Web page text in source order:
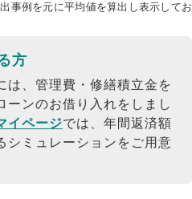
事例を元に平均値を算出し表示してお
方
は、管理費・修繕積立金を
ーンのお借り入れをしまし
イページでは、年間返済額
シミュレーションをご用意